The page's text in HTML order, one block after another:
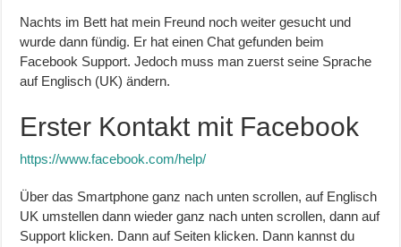
Nachts im Bett hat mein Freund noch weiter gesucht und
wurde dann fündig. Er hat einen Chat gefunden beim
Facebook Support. Jedoch muss man zuerst seine Sprache
auf Englisch (UK) ändern.
Erster Kontakt mit Facebook
https://www.facebook.com/help/
Über das Smartphone ganz nach unten scrollen, auf Englisch
UK umstellen dann wieder ganz nach unten scrollen, dann auf
Support klicken. Dann auf Seiten klicken. Dann kannst du